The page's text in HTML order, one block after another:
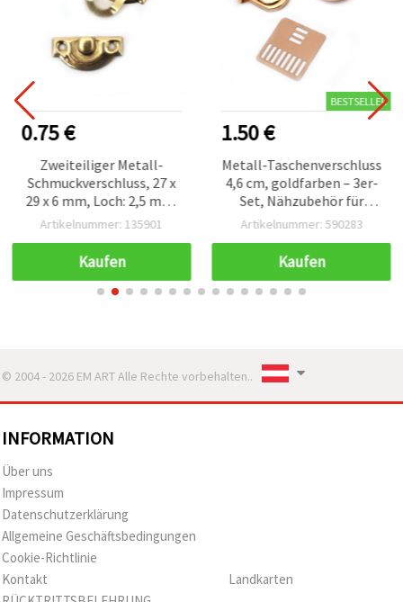
0.75 €
Zweiteiliger Metall-
Schmuckverschluss, 27 x
29 x 6 mm, Loch: 2,5 mm,
goldfarben – 5 Sets
Artikelnummer: 135901
Kaufen
BESTSELLER
1.50 €
Metall-Taschenverschluss
4,6 cm, goldfarben – 3er-
Set, Nähzubehör für
Taschen & Basteln
Artikelnummer: 590283
Kaufen
© 2004 - 2026 EM ART Alle Rechte vorbehalten..
INFORMATION
Über uns
Impressum
Datenschutzerklärung
Allgemeine Geschäftsbedingungen
Cookie-Richtlinie
Kontakt
Landkarten